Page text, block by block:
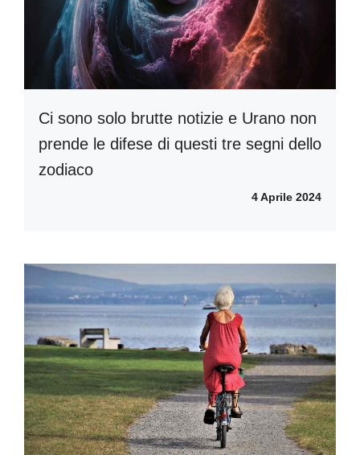
Ci sono solo brutte notizie e Urano non
prende le difese di questi tre segni dello
zodiaco
4 Aprile 2024